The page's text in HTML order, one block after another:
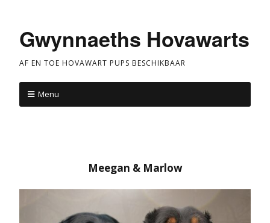
Gwynnaeths Hovawarts
AF EN TOE HOVAWART PUPS BESCHIKBAAR
Menu
Meegan & Marlow